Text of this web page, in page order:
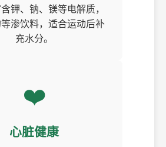
钾、钠、镁等电解质，
渗饮料，适合运动后补
充水分。
❤️
心脏健康